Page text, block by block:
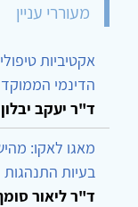
מעוררי עניין
אקטיביות
הדינמי הממוקד
ד"ר יעקב יבלון
מאגו לאקו:
בעיות התנהגות
ד"ר ליאור